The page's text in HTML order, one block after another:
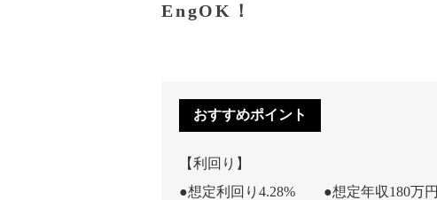
EngOK！
おすすめポイント
【利回り】
●想定利回り4.28% ●想定年収180万円